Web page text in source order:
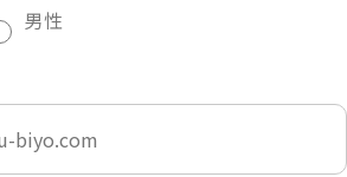
男性